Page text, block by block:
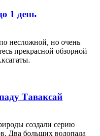
1 день
несложной, но очень
прекрасной обзорной
Таваксай
создали серию
Два больших водопада